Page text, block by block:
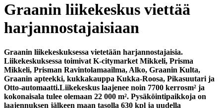
Graanin liikekeskus viettää
harjannostajaisiaan
Graanin liikekeskuksessa vietetään harjannostajaisia.
Liikekeskuksessa toimivat K-citymarket Mikkeli, Prisma
Mikkeli, Prisman Ravintolamaailma, Alko, Graanin Kulta,
Graanin apteekki, kukkakauppa Kukka-Roosa, Pikasuutari ja
Otto-automaatti.Liikekeskus laajenee noin 7700 kerrosm² ja
kokonaisala tulee olemaan 22 000 m². Pysäköintipaikkoja on
laajennuksen jälkeen maan tasolla 630 kpl ja uudella